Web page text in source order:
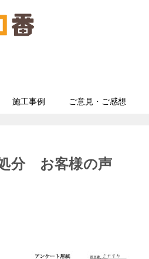
施工事例 ご意見・ご感想
分 お客様の声